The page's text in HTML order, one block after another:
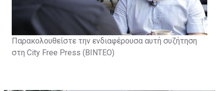
Παρακολουθείστε την ενδιαφέρουσα αυτή συζήτηση
στη City Free Press (ΒΙΝΤΕΟ)